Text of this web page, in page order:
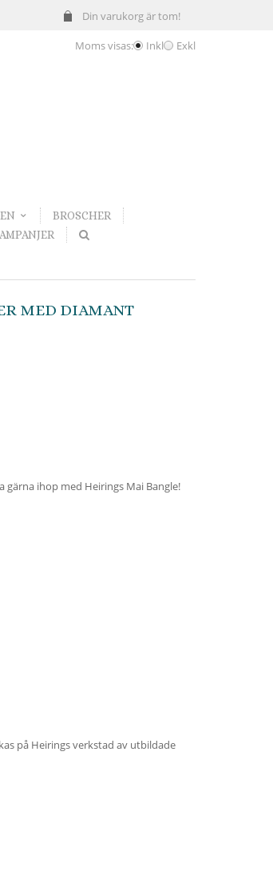
Din varukorg är tom!
Moms visas: Inkl Exkl
BROSCHER
MED DIAMANT
ihop med Heirings Mai Bangle!
på Heirings verkstad av utbildade